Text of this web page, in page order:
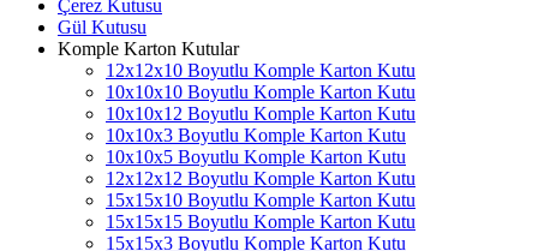
Çerez Kutusu
Gül Kutusu
Komple Karton Kutular
12x12x10 Boyutlu Komple Karton Kutu
10x10x10 Boyutlu Komple Karton Kutu
10x10x12 Boyutlu Komple Karton Kutu
10x10x3 Boyutlu Komple Karton Kutu
10x10x5 Boyutlu Komple Karton Kutu
12x12x12 Boyutlu Komple Karton Kutu
15x15x10 Boyutlu Komple Karton Kutu
15x15x15 Boyutlu Komple Karton Kutu
15x15x3 Boyutlu Komple Karton Kutu